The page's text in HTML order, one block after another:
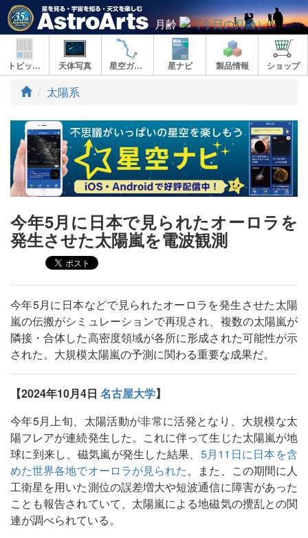
月齢
トピックス 天体写真 星空ガイド 星ナビ 製品情報 ショップ
ト
プ
太陽系
今年5月に日本で見られたオーロラを
発生させた太陽嵐を電波観測
今年5月に日本などで見られたオーロラを発生させた太陽
嵐の伝搬がシミュレーションで再現され、複数の太陽嵐が
隣接・合体した高密度領域が各所に形成された可能性が示
された。大規模太陽嵐の予測に関わる重要な成果だ。
【2024年10月4日 名古屋大学】
今年5月上旬、太陽活動が非常に活発となり、大規模な太
陽フレアが連続発生した。これに伴って生じた太陽嵐が地
球に到来し、磁気嵐が発生した結果、 5月11日に日本を含
めた世界各地でオーロラが見られた。また、この期間に人
工衛星を用いた測位の誤差増大や短波通信に障害があった
ことも報告されていて、太陽嵐による地磁気の攪乱との関
連が調べられている。